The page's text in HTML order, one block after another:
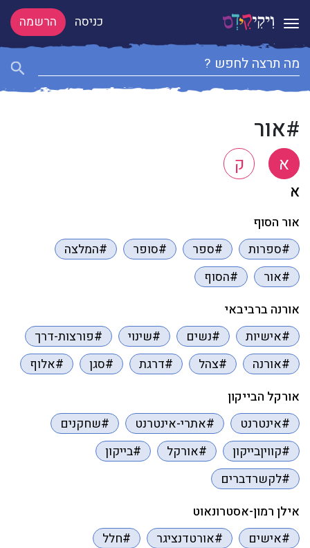
Toggle navigation כניסה הרשמה
#אור
א ק
א
אור הסוף
#ספרות
#ספר #סופר
#המלצה
#אור
#הסוף
אורנה ברביבאי
#אישיות
#נשים #שינוי
#פורצות-דרך
#אורנה
#צהל #דרגת #סגן
#אלוף
אורקל הבייקון
#אינטרנט
#אתרי-אינטרנט
#שחקנים
#קוויןבייקון
#אורקל
#בייקון
#לקשרדברים
אילן רמון-אסטרונאוט
#אישים
#אורטדנציגר
#חלל